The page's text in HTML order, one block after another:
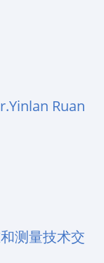
Ruan
测量技术交